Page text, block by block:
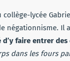
lycée
négationnisme. Il
faire entrer des
dans les fours